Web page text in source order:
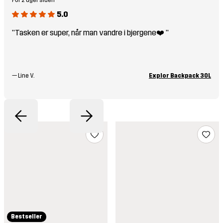
5.0
"Tasken er super, når man vandre i bjergene❤️ "
— Line V. Explor Backpack 30L
Bestseller